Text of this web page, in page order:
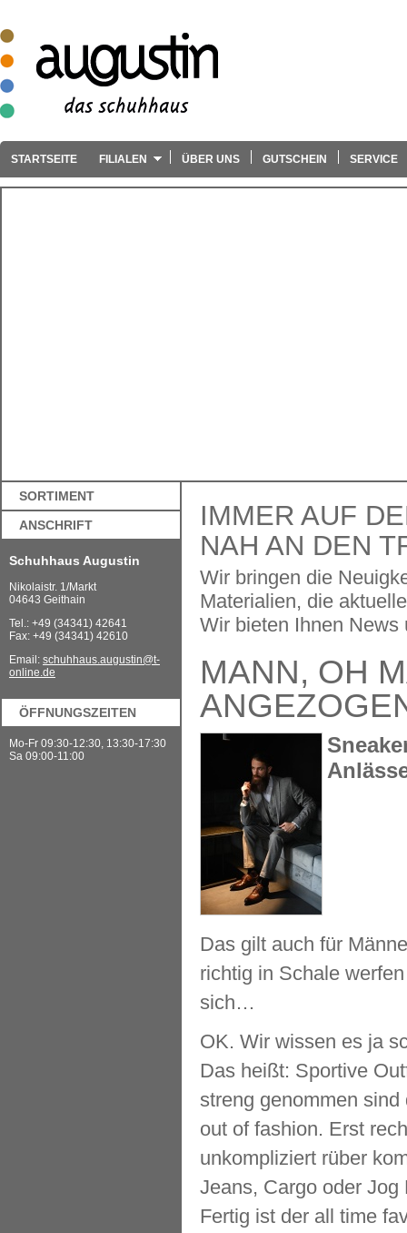
STARTSEITE FILIALEN ÜBER UNS GUTSCHEIN SERVICE
SORTIMENT
ANSCHRIFT
Schuhhaus Augustin
Nikolaistr. 1/Markt
04643 Geithain
Tel.: +49 (34341) 42641
Fax: +49 (34341) 42610
Email: schuhhaus.augustin@t-
online.de
ÖFFNUNGSZEITEN
Mo-Fr 09:30-12:30, 13:30-17:30
Sa 09:00-11:00
IMMER AUF
NAH AN DEN
Wir bringen die
Materialien, die
Wir bieten Ihnen News
MANN, OH
Das gilt auch für
richtig in Schale
sich…
OK. Wir wissen es ja
Das heißt: Sportive
streng genommen
out of fashion. Erst
unkompliziert rüber
Jeans, Cargo oder
Fertig ist der all time